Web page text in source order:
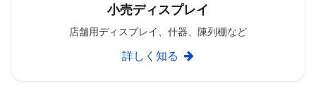
小売ディスプレイ
店舗用ディスプレイ、什器、陳列棚など
詳しく知る